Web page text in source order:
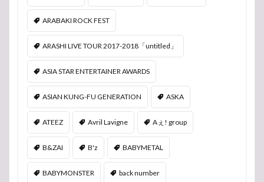
ARABAKI ROCK FEST
ARASHI LIVE TOUR 2017-2018「untitled」
ASIA STAR ENTERTAINER AWARDS
ASIAN KUNG-FU GENERATION ASKA
ATEEZ Avril Lavigne Aぇ! group
B&ZAI B'z BABYMETAL
BABYMONSTER back number